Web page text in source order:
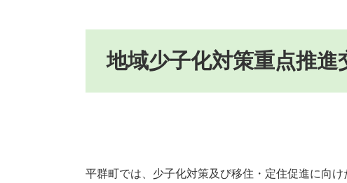
地域少子化対策重点推進
平群町では、少子化対策及び移住・定住促進に向